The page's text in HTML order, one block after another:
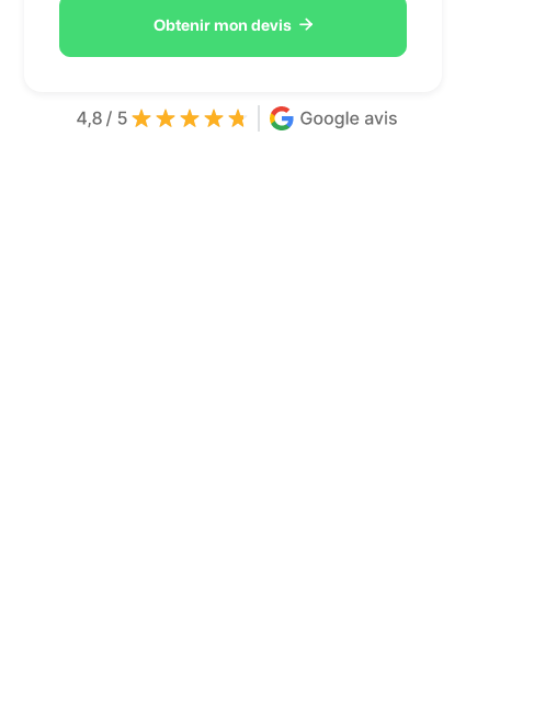
Obtenir mon devis 